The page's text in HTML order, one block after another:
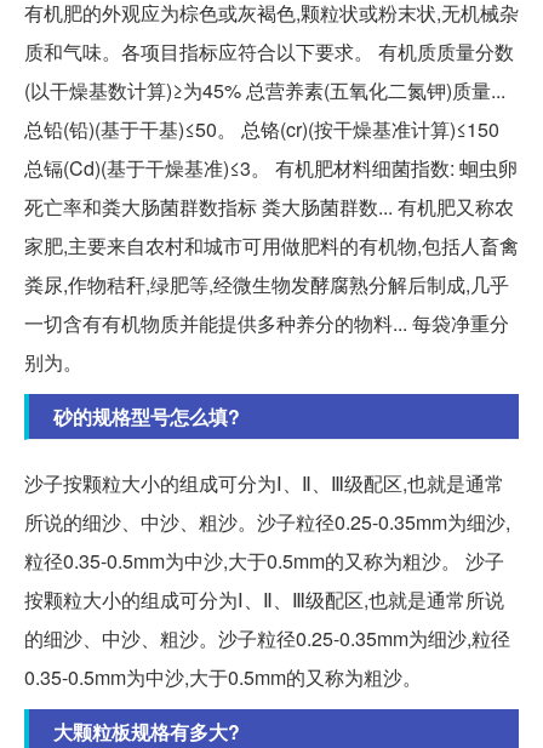
有机肥的外观应为棕色或灰褐色,颗粒状或粉末状,无机械杂
质和气味。各项目指标应符合以下要求。 有机质质量分数
(以干燥基数计算)≥为45% 总营养素(五氧化二氮钾)质量...
总铅(铅)(基于干基)≤50。 总铬(cr)(按干燥基准计算)≤150
总镉(Cd)(基于干燥基准)≤3。 有机肥材料细菌指数: 蛔虫卵
死亡率和粪大肠菌群数指标 粪大肠菌群数... 有机肥又称农
家肥,主要来自农村和城市可用做肥料的有机物,包括人畜禽
粪尿,作物秸秆,绿肥等,经微生物发酵腐熟分解后制成,几乎
一切含有有机物质并能提供多种养分的物料... 每袋净重分
别为。
砂的规格型号怎么填?
沙子按颗粒大小的组成可分为Ⅰ、Ⅱ、Ⅲ级配区,也就是通常
所说的细沙、中沙、粗沙。沙子粒径0.25-0.35mm为细沙,
粒径0.35-0.5mm为中沙,大于0.5mm的又称为粗沙。 沙子
按颗粒大小的组成可分为Ⅰ、Ⅱ、Ⅲ级配区,也就是通常所说
的细沙、中沙、粗沙。沙子粒径0.25-0.35mm为细沙,粒径
0.35-0.5mm为中沙,大于0.5mm的又称为粗沙。
大颗粒板规格有多大?